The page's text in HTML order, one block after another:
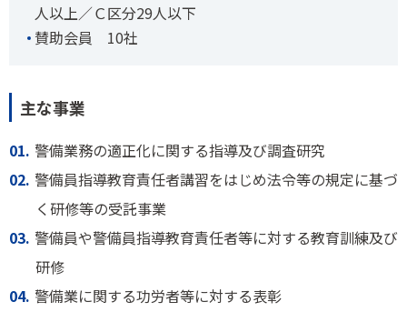
人以上／Ｃ区分29人以下
賛助会員 10社
主な事業
01. 警備業務の適正化に関する指導及び調査研究
02. 警備員指導教育責任者講習をはじめ法令等の規定に基づ
く研修等の受託事業
03. 警備員や警備員指導教育責任者等に対する教育訓練及び
研修
04. 警備業に関する功労者等に対する表彰